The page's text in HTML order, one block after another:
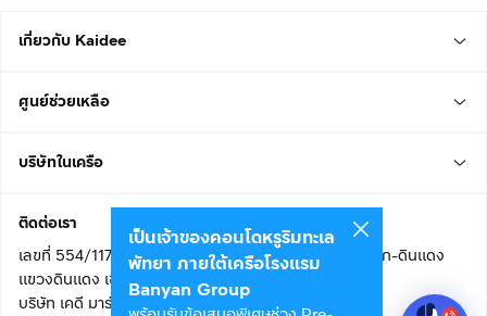
เกี่ยวกับ Kaidee
ศูนย์ช่วยเหลือ
บริษัทในเครือ
ติดต่อเรา
เลขที่ 554/117 อาคารสกายไนน์ เซ็นเตอร์ ชั้น 22 ถนนอโศก-ดินแดง
แขวงดินแดง เขตดินแดง
บริษัท เคดี มาร์เก็ตเพลส จำกัด (สำนักงานใหญ่)
เป็นเจ้าของคอนโดหรูริมทะเล
พัทยา ภายใต้เครือโรงแรม
Banyan Group